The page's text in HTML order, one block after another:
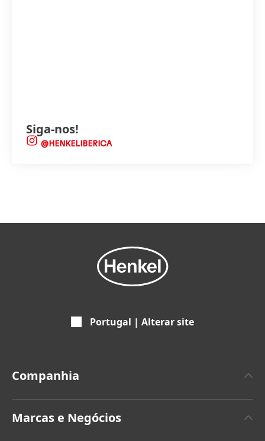
Siga-nos!
@HENKELIBERICA
Portugal | Alterar site
Companhia
Marcas e Negócios